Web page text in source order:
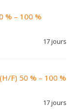
% – 100 %
17 jours
F) 50 % – 100 %
17 jours